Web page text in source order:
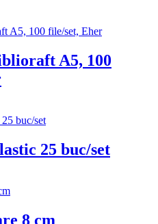
A5, 100
25 buc/set
8 cm